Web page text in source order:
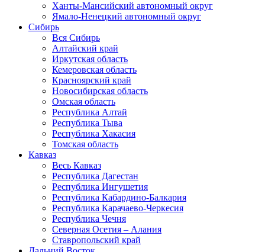
Ханты-Мансийский автономный округ
Ямало-Ненецкий автономный округ
Сибирь
Вся Сибирь
Алтайский край
Иркутская область
Кемеровская область
Красноярский край
Новосибирская область
Омская область
Республика Алтай
Республика Тыва
Республика Хакасия
Томская область
Кавказ
Весь Кавказ
Республика Дагестан
Республика Ингушетия
Республика Кабардино-Балкария
Республика Карачаево-Черкесия
Республика Чечня
Северная Осетия – Алания
Ставропольский край